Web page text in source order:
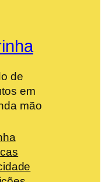
de
em
mão